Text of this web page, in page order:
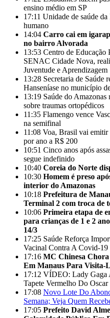
ensino médio em SP
17:11 Unidade de saúde
humano
14:04 Carro cai em
no bairro Alvorada
13:53 Centro de Educação
SENAC Cidade Nova,
Juventude e Aprendizagem
13:28 Secretaria de Saúde
Hanseníase no município
13:19 Saúde do Amazonas
sobre traumas ortopédicos
11:35 Flamengo vence
na semifinal
11:08 Voa, Brasil vai emitir
por ano a R$ 200
10:51 Cinco anos após
segue indefinido
10:40 Coreia do Norte
10:30 Homem é preso
interior do Amazonas
10:18 Prefeitura de
Terminal 2 com troca de
10:06 Primeira etapa de
para crianças de 1 e 2
14/3
17:25 Saúde Reforça
Vacinal Contra A Covid-19
17:16 MC Chinesa
Em Manaus Para Visita-
17:12 VÍDEO: Lady Gaga
Tapete Vermelho Do Oscar
17:08 Novo Lote Do
Semana; Veja Quem
17:05 Prefeito David